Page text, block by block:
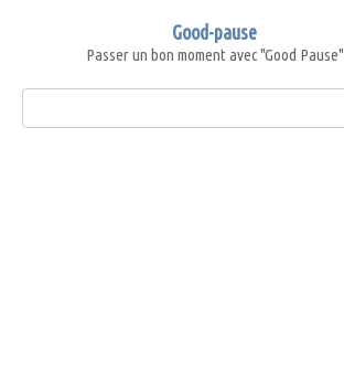
Good-pause
Passer un bon moment avec "Good Pause"
Search: